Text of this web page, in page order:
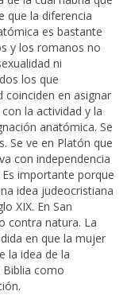
que la diferencia
es bastante
y los romanos no
ni
los que
coinciden en asignar
la actividad y la
anatómica. Se
Se ve en Platón que
con independencia
importante porque
idea judeocristiana
XIX. En San
contra natura. La
en que la mujer
la idea de la
Biblia como